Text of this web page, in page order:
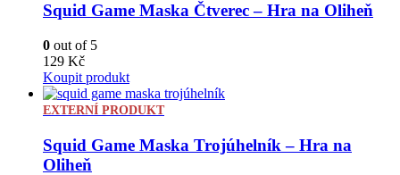
Squid Game Maska Čtverec – Hra na Oliheň
0 out of 5
129 Kč
Koupit produkt
EXTERNÍ PRODUKT
Squid Game Maska Trojúhelník – Hra na
Oliheň